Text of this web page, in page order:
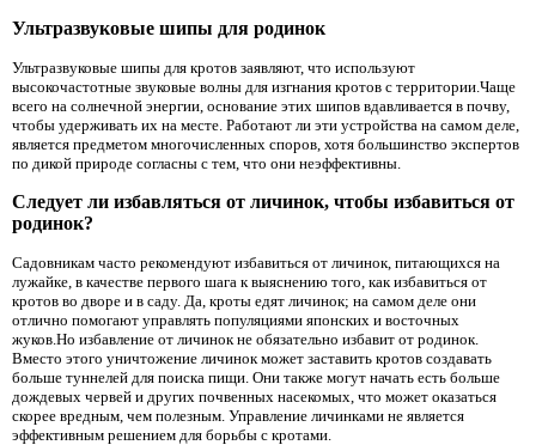
Ультразвуковые шипы для родинок
Ультразвуковые шипы для кротов заявляют, что используют
высокочастотные звуковые волны для изгнания кротов с территории.Чаще
всего на солнечной энергии, основание этих шипов вдавливается в почву,
чтобы удерживать их на месте. Работают ли эти устройства на самом деле,
является предметом многочисленных споров, хотя большинство экспертов
по дикой природе согласны с тем, что они неэффективны.
Следует ли избавляться от личинок, чтобы избавиться от
родинок?
Садовникам часто рекомендуют избавиться от личинок, питающихся на
лужайке, в качестве первого шага к выяснению того, как избавиться от
кротов во дворе и в саду. Да, кроты едят личинок; на самом деле они
отлично помогают управлять популяциями японских и восточных
жуков.Но избавление от личинок не обязательно избавит от родинок.
Вместо этого уничтожение личинок может заставить кротов создавать
больше туннелей для поиска пищи. Они также могут начать есть больше
дождевых червей и других почвенных насекомых, что может оказаться
скорее вредным, чем полезным. Управление личинками не является
эффективным решением для борьбы с кротами.